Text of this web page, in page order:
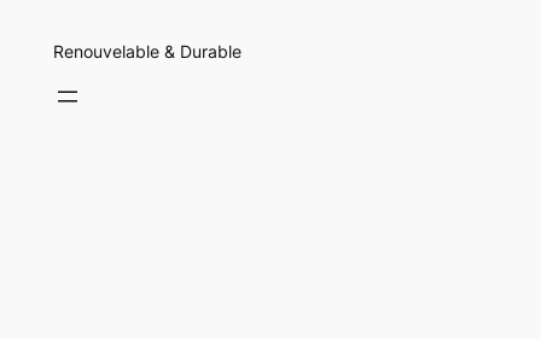
Renouvelable & Durable